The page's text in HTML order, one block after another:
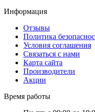
Информация
Отзывы
Политика
Условия соглашения
Связаться с нами
Карта сайта
Производители
Акции
Время работы